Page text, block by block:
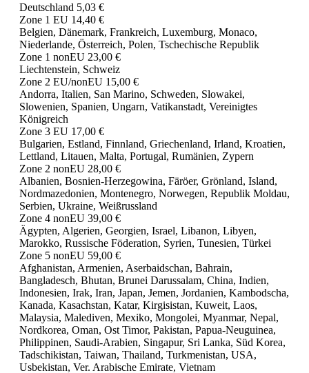
Deutschland 5,03 €
Zone 1 EU 14,40 €
Belgien, Dänemark, Frankreich, Luxemburg, Monaco,
Niederlande, Österreich, Polen, Tschechische Republik
Zone 1 nonEU 23,00 €
Liechtenstein, Schweiz
Zone 2 EU/nonEU 15,00 €
Andorra, Italien, San Marino, Schweden, Slowakei,
Slowenien, Spanien, Ungarn, Vatikanstadt, Vereinigtes
Königreich
Zone 3 EU 17,00 €
Bulgarien, Estland, Finnland, Griechenland, Irland, Kroatien,
Lettland, Litauen, Malta, Portugal, Rumänien, Zypern
Zone 2 nonEU 28,00 €
Albanien, Bosnien-Herzegowina, Färöer, Grönland, Island,
Nordmazedonien, Montenegro, Norwegen, Republik Moldau,
Serbien, Ukraine, Weißrussland
Zone 4 nonEU 39,00 €
Ägypten, Algerien, Georgien, Israel, Libanon, Libyen,
Marokko, Russische Föderation, Syrien, Tunesien, Türkei
Zone 5 nonEU 59,00 €
Afghanistan, Armenien, Aserbaidschan, Bahrain,
Bangladesch, Bhutan, Brunei Darussalam, China, Indien,
Indonesien, Irak, Iran, Japan, Jemen, Jordanien, Kambodscha,
Kanada, Kasachstan, Katar, Kirgisistan, Kuweit, Laos,
Malaysia, Malediven, Mexiko, Mongolei, Myanmar, Nepal,
Nordkorea, Oman, Ost Timor, Pakistan, Papua-Neuguinea,
Philippinen, Saudi-Arabien, Singapur, Sri Lanka, Süd Korea,
Tadschikistan, Taiwan, Thailand, Turkmenistan, USA,
Usbekistan, Ver. Arabische Emirate, Vietnam